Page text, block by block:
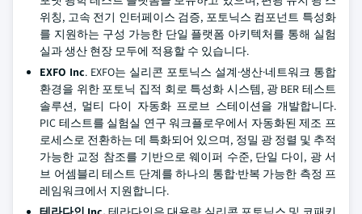
위칭, 고속 전기 인터페이스 검증, 포토닉스 컴포넌트 특성화
를 지원하는 구성 가능한 단일 플랫폼 아키텍처를 통해 실험
실과 생산 현장 모두에 적용할 수 있습니다.
EXFO Inc. EXFO는 실리콘 포토닉스 설계·생산·네트워크 통합
환경을 위한 포토닉 집적 회로 특성화 시스템, 광 BER 테스트
솔루션, 멀티 다이 자동화 프로브 스테이션을 개발합니다.
PIC 테스트를 실험실 연구 워크플로우에서 자동화된 제조 프
로세스로 전환하는 데 특화되어 있으며, 정밀 광 정렬 및 추적
가능한 교정 참조를 기반으로 웨이퍼 수준, 단일 다이, 광 서
브 어셈블리 테스트 단계를 하나의 통합·반복 가능한 측정 프
레임워크에서 지원합니다.